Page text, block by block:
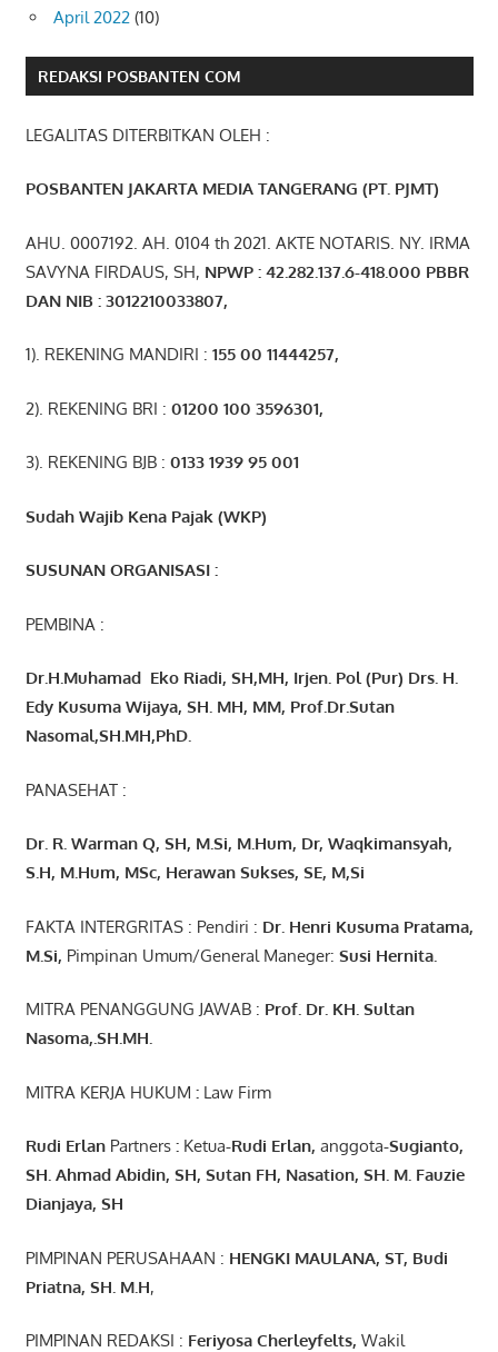
April 2022 (10)
REDAKSI POSBANTEN COM
LEGALITAS DITERBITKAN OLEH :
POSBANTEN JAKARTA MEDIA TANGERANG (PT. PJMT)
AHU. 0007192. AH. 0104 th 2021. AKTE NOTARIS. NY. IRMA
SAVYNA FIRDAUS, SH, NPWP : 42. 282 .137.6-418.000 PBBR
DAN NIB :3012210033807,
1). REKENING MANDIRI : 155 00 11444257,
2). REKENING BRI : 01200 100 3596301,
3). REKENING BJB : 0133 1939 95 001
Sudah Wajib Kena Pajak (WKP)
SUSUNAN ORGANISASI :
PEMBINA :
Dr.H.Muhamad Eko Riadi, SH,MH, Irjen. Pol (Pur) Drs. H.
Edy Kusuma Wijaya, SH. MH, MM, Prof.Dr.Sutan
Nasomal,SH.MH,PhD.
PANASEHAT :
Dr. R. Warman Q, SH, M.Si, M.Hum, Dr, Waqkimansyah,
S.H, M.Hum, MSc, Herawan Sukses, SE, M,Si
FAKTA INTERGRITAS : Pendiri : Dr. Henri Kusuma Pratama,
M.Si, Pimpinan Umum/General Maneger: Susi Hernita.
MITRA PENANGGUNG JAWAB : Prof. Dr. KH. Sultan
Nasoma,.SH.MH.
MITRA KERJA HUKUM : Law Firm
Rudi ErlanPartners : Ketua-Rudi Erlan, anggota-Sugianto,
SH. Ahmad Abidin, SH, SutanFH, Nasation, SH. M. Fauzie
Dianjaya, SH
PIMPINAN PERUSAHAAN : HENGKI MAULANA, ST, Budi
Priatna, SH . M.H,
PIMPINAN REDAKSI : Feriyosa Cherleyfelts, Wakil